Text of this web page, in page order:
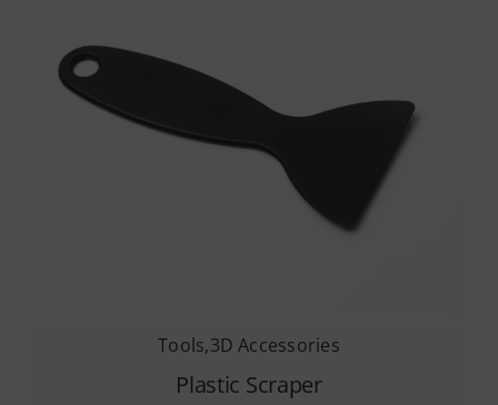
Tools,3D Accessories
Plastic Scraper